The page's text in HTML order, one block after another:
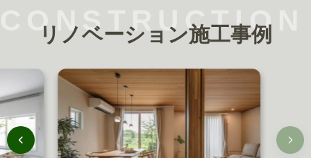
リノベーション施工事例